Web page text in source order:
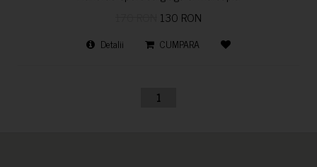
130 RON
Detalii CUMPARA
1